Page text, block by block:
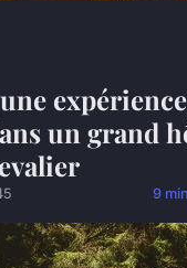
expérience
un grand
9